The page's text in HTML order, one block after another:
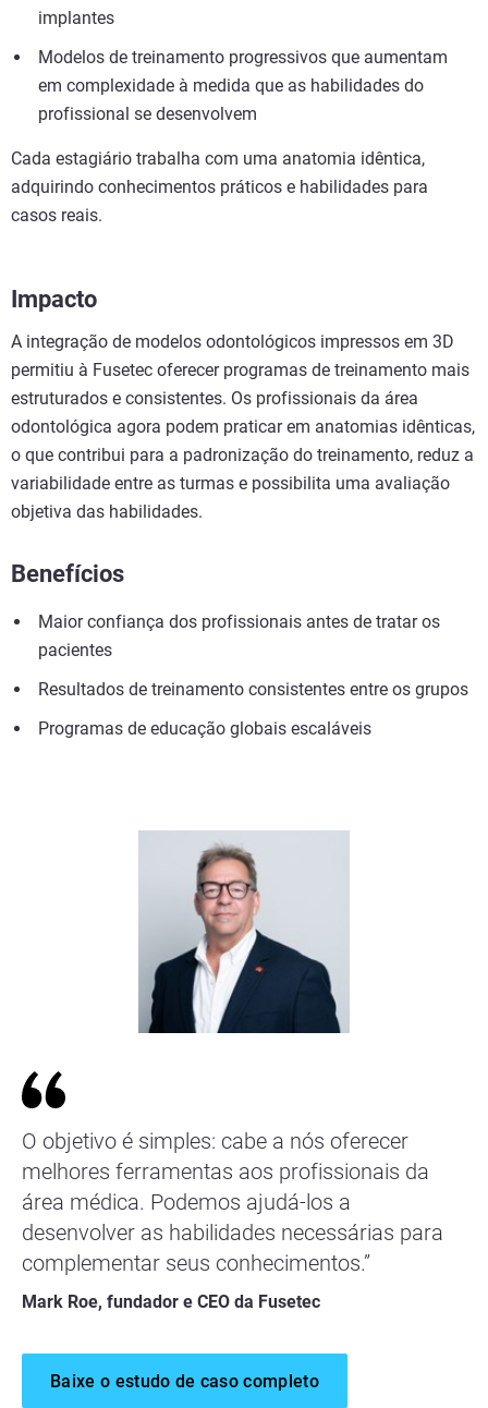
implantes
Modelos de treinamento progressivos que aumentam
em complexidade à medida que as habilidades do
profissional se desenvolvem
Cada estagiário trabalha com uma anatomia idêntica,
adquirindo conhecimentos práticos e habilidades para
casos reais.
Impacto
A integração de modelos odontológicos impressos em 3D
permitiu à Fusetec oferecer programas de treinamento mais
estruturados e consistentes. Os profissionais da área
odontológica agora podem praticar em anatomias idênticas,
o que contribui para a padronização do treinamento, reduz a
variabilidade entre as turmas e possibilita uma avaliação
objetiva das habilidades.
Benefícios
Maior confiança dos profissionais antes de tratar os
pacientes
Resultados de treinamento consistentes entre os grupos
Programas de educação globais escaláveis
O objetivo é simples: cabe a nós oferecer
melhores ferramentas aos profissionais da
área médica. Podemos ajudá-los a
desenvolver as habilidades necessárias para
complementar seus conhecimentos.”
Mark Roe, fundador e CEO da Fusetec
Baixe o estudo de caso completo